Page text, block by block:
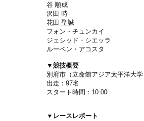
谷 順成
沢田 時
花田 聖誠
フォン・チュンカイ
ジェシッド・シエッラ
ルーベン・アコスタ
▼競技概要
別府市（立命館アジア太平洋大学
出走：97名
スタート時間： 10:00
▼レースレポート